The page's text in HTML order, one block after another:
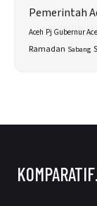
Pemerintah
Aceh Pj Gubernur
Ramadan Sabang